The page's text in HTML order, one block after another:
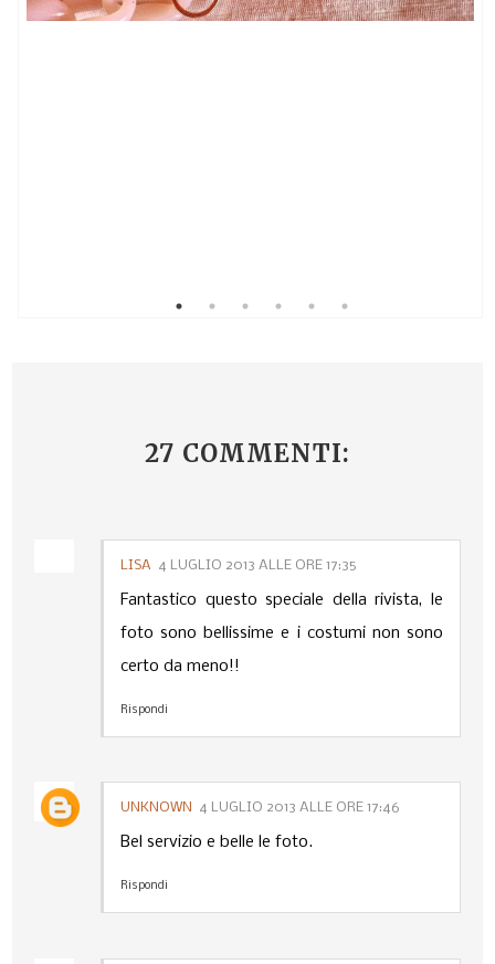
27 COMMENTI:
LISA 4 LUGLIO 2013 ALLE ORE 17:35
Fantastico questo speciale della rivista, le
foto sono bellissime e i costumi non sono
certo da meno!!
Rispondi
UNKNOWN 4 LUGLIO 2013 ALLE ORE 17:46
Bel servizio e belle le foto.
Rispondi